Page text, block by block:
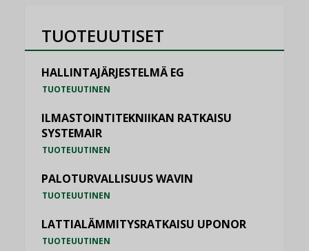
TUOTEUUTISET
HALLINTAJÄRJESTELMÄ EG
TUOTEUUTINEN
ILMASTOINTITEKNIIKAN RATKAISU
SYSTEMAIR
TUOTEUUTINEN
PALOTURVALLISUUS WAVIN
TUOTEUUTINEN
LATTIALÄMMITYSRATKAISU UPONOR
TUOTEUUTINEN